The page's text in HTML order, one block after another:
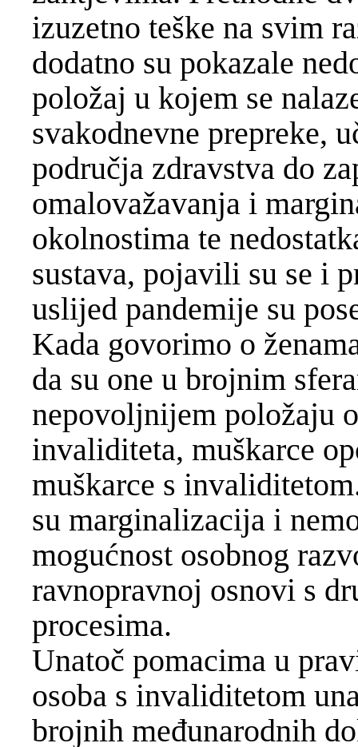
izuzetno teške na svim
dodatno su pokazale
položaj u kojem se
svakodnevne prepreke,
područja zdravstva do
omalovažavanja i
okolnostima te
sustava, pojavili su se i
uslijed pandemije su
Kada govorimo o
da su one u brojnim
nepovoljnijem položaju
invaliditeta, muškarce
muškarce s
su marginalizacija i
mogućnost osobnog
ravnopravnoj osnovi s
procesima.
Unatoč pomacima u
osoba s invaliditetom
brojnih međunarodnih